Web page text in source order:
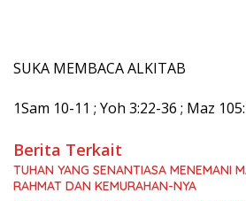
SUKA MEMBACA ALKITAB
1Sam 10-11 ; Yoh 3:22-36 ; Maz
Berita Terkait
TUHAN YANG SENANTIASA MENEMANI
RAHMAT DAN KEMURAHAN-NYA